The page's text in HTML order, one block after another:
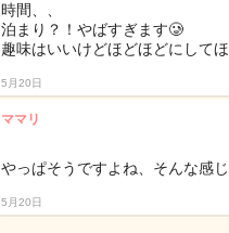
時間、、
泊まり？！やばすぎます🥲
趣味はいいけどほどほどにして
5月20日
ママリ
やっぱそうですよね、そんな
5月20日